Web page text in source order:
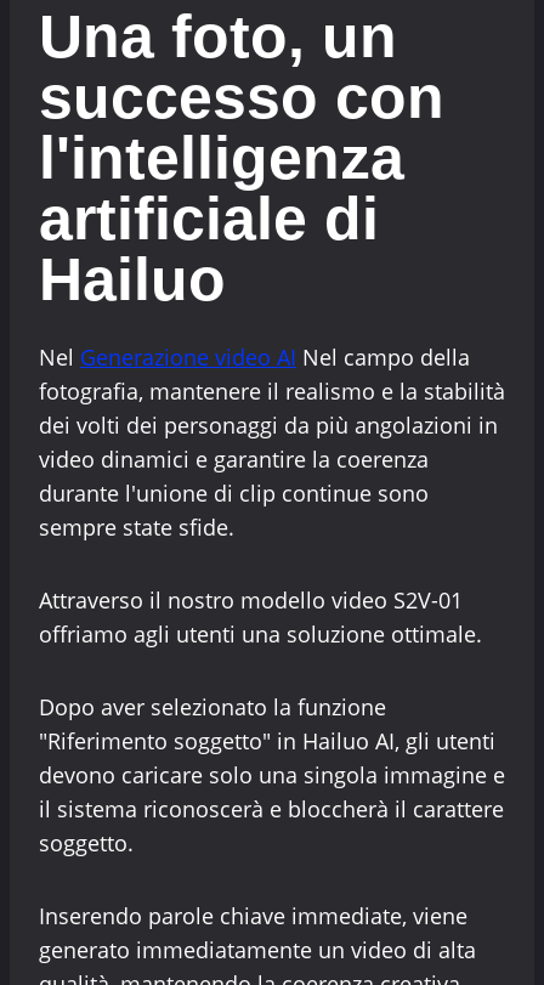
Una foto, un
successo con
l'intelligenza
artificiale di
Hailuo
Nel Generazione video AI Nel campo della
fotografia, mantenere il realismo e la stabilità
dei volti dei personaggi da più angolazioni in
video dinamici e garantire la coerenza
durante l'unione di clip continue sono
sempre state sfide.
Attraverso il nostro modello video S2V-01
offriamo agli utenti una soluzione ottimale.
Dopo aver selezionato la funzione
"Riferimento soggetto" in Hailuo AI, gli utenti
devono caricare solo una singola immagine e
il sistema riconoscerà e bloccherà il carattere
soggetto.
Inserendo parole chiave immediate, viene
generato immediatamente un video di alta